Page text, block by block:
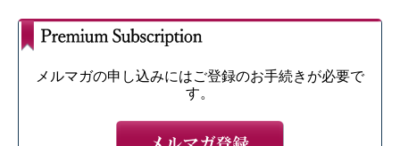
メルマガの申し込みにはご登録のお手続きが必要で
す。